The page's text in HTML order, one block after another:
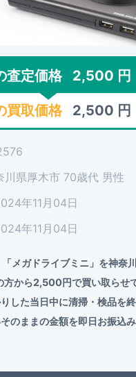
査定価格 2,500 円
買取価格 2,500 円
川県厚木市 70歳代 男性
年11月04日
年11月04日
メガドライブミニ」を神奈
から2,500円で買い取らせ
した当日中に清掃・検品を
のままの金額を即日お振込